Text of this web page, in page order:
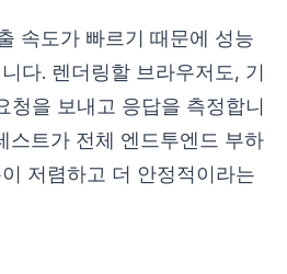
속도가 빠르기 때문에 성능
다. 렌더링할 브라우저도, 기
청을 보내고 응답을 측정합니
스트가 전체 엔드투엔드 부하
저렴하고 더 안정적이라는